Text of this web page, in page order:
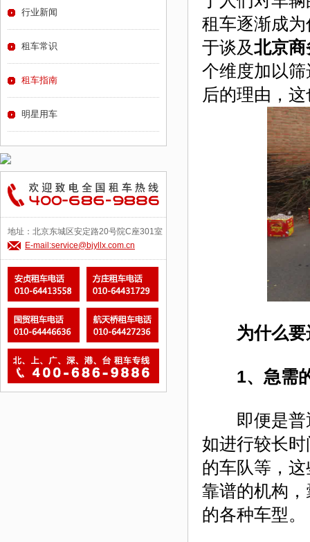
租车逐渐成
于谈及北京
个维度加以
后的理由，
为什么要
1、急需的
即便是普通
如进行较长
的车队等，
靠谱的机构
的各种车型。
行业新闻
租车常识
租车指南
明星用车
地址：北京东城区安定路20号院C座301室
E-mail:service@bjyllx.com.cn